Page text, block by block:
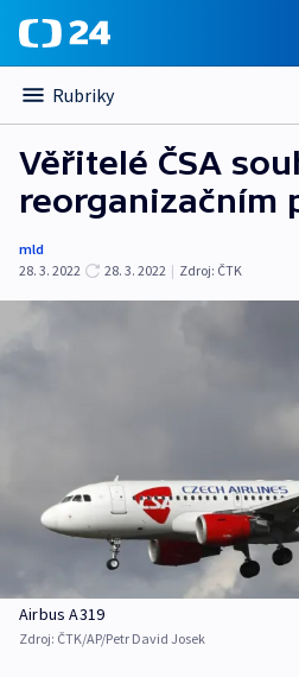
Rubriky
Věřitelé ČSA
reorganizačním
mld
28. 3. 2022
28. 3. 2022 | Zdroj: ČTK
Airbus A319
Zdroj: ČTK/AP/Petr David Josek